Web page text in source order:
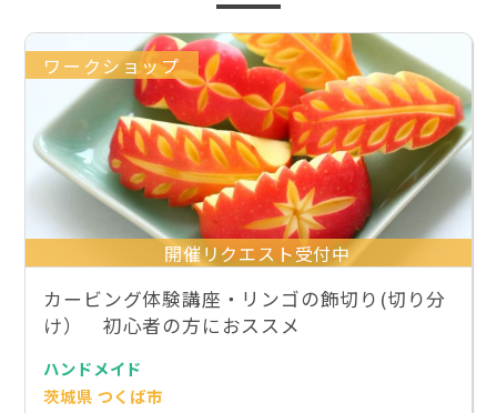
ワークショップ
開催リクエスト受付中
カービング体験講座・リンゴの飾切り(切り分
け） 初心者の方におススメ
ハンドメイド
茨城県 つくば市